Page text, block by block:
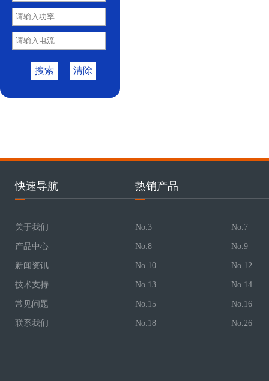
清除
搜索
快速导航
关于我们
产品中心
新闻资讯
技术支持
常见问题
联系我们
热销产品
No.3 No.7
No.8 No.9
No.10 No.12
No.13 No.14
No.15 No.16
No.18 No.26